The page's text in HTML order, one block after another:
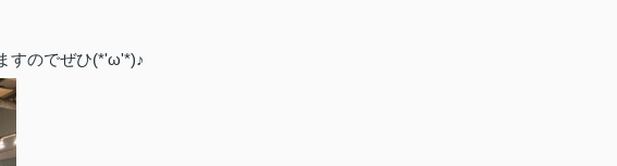
すのでぜひ(*'ω'*)♪